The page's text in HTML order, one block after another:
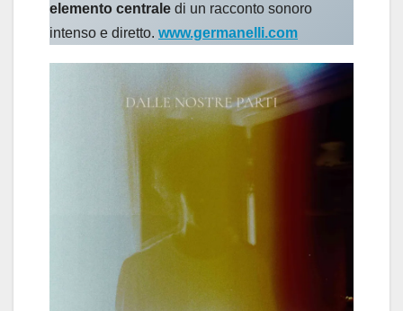
elemento centrale di un racconto sonoro
intenso e diretto. www.germanelli.com